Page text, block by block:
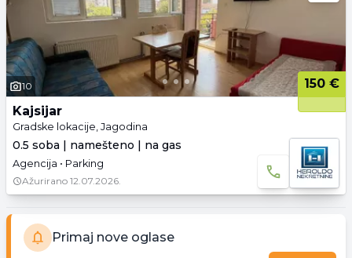
10
150 €
Kajsijar
Gradske lokacije, Jagodina
0.5 soba | namešteno | na gas
Agencija • Parking
Ažurirano 12.07.2026.
Primaj nove oglase